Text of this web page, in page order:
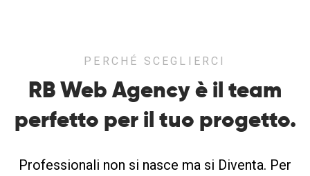
PERCHÉ SCEGLIERCI
RB Web Agency è il team
perfetto per il tuo progetto.
Professionali non si nasce ma si Diventa. Per